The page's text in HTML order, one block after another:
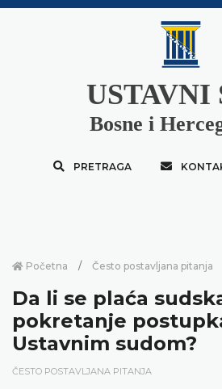
USTAVNI
Bosne i
PRETRAGA
Početna Često postavljana pitanja
Da li se plaća
pokretanje
Ustavnim sudom?
ČESTO POSTAVLJANA PITANJA